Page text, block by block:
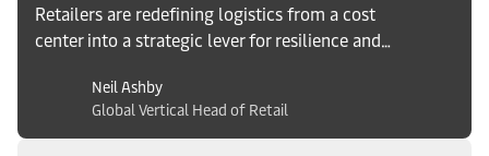
Retailers are redefining logistics from a cost
center into a strategic lever for resilience and
adaptive logistics can help businesses thrive.
Neil Ashby
Global Vertical Head of Retail